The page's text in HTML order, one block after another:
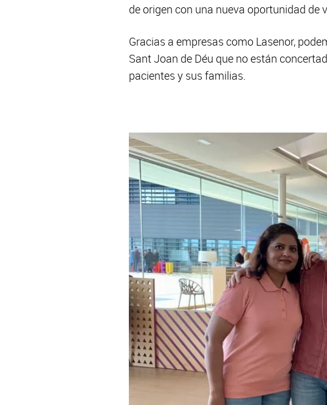
de origen con una nueva oportunidad de
Gracias a empresas como Lasenor,
Sant Joan de Déu que no están
pacientes y sus familias.